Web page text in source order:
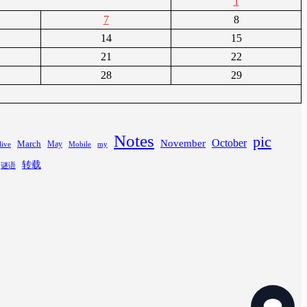
7
8
14
15
21
22
28
29
live March May Mobile my Notes November October pic
谜语 转载